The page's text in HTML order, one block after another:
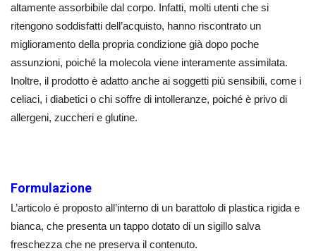
altamente assorbibile dal corpo. Infatti, molti utenti che si
ritengono soddisfatti dell’acquisto, hanno riscontrato un
miglioramento della propria condizione già dopo poche
assunzioni, poiché la molecola viene interamente assimilata.
Inoltre, il prodotto è adatto anche ai soggetti più sensibili, come i
celiaci, i diabetici o chi soffre di intolleranze, poiché è privo di
allergeni, zuccheri e glutine.
Formulazione
L’articolo è proposto all’interno di un barattolo di plastica rigida e
bianca, che presenta un tappo dotato di un sigillo salva
freschezza che ne preserva il contenuto.